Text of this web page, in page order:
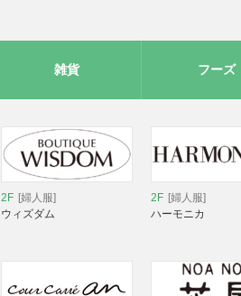
雑貨 フーズ
2F [婦人服]
ウィズダム
2F [婦人服]
ハーモニカ